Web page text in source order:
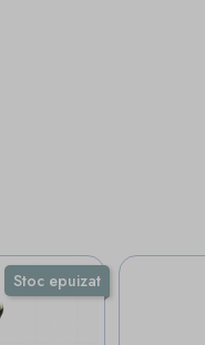
Stoc epuizat